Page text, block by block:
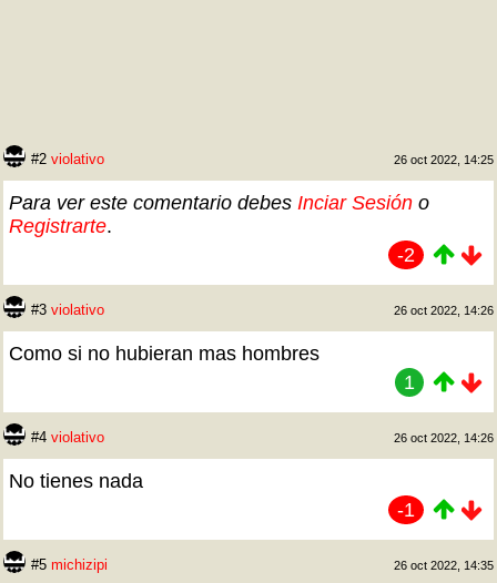
#2 violativo 26 oct 2022, 14:25
Para ver este comentario debes Inciar Sesión o
Registrarte.
-2
#3 violativo 26 oct 2022, 14:26
Como si no hubieran mas hombres
1
#4 violativo 26 oct 2022, 14:26
No tienes nada
-1
#5 michizipi 26 oct 2022, 14:35